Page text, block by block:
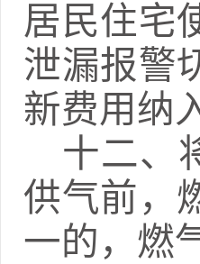
居民住宅
泄漏报警
新费用纳
十二、
供气前，
一的，燃